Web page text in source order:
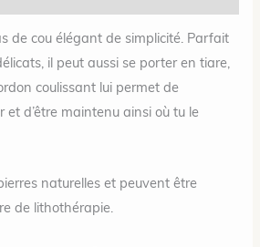
de cou élégant de simplicité. Parfait
il peut aussi se porter en tiare,
coulissant lui permet de
et d’être maintenu ainsi où tu le
naturelles et peuvent être
de lithothérapie.